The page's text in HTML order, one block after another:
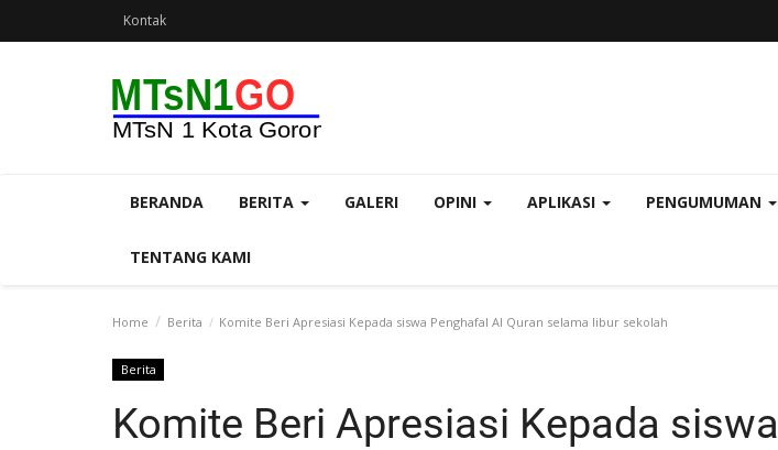
Kontak
BERANDA BERITA GALERI OPINI APLIKASI PENGUMUMAN
TENTANG KAMI
Home Berita Komite Beri Apresiasi Kepada siswa Penghafal Al Quran selama libur sekolah
Berita
Komite Beri Apresiasi Kepada siswa